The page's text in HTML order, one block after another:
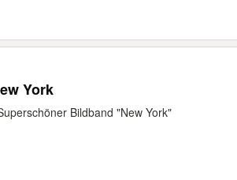
York
Bildband "New York"